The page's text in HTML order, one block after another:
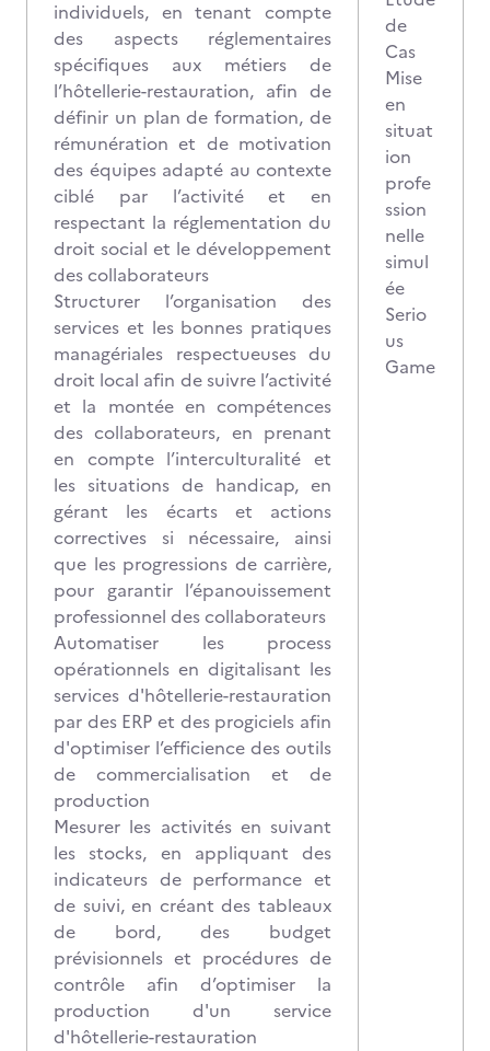
individuels, en tenant compte
des aspects réglementaires
spécifiques aux métiers de
l’hôtellerie-restauration, afin de
définir un plan de formation, de
rémunération et de motivation
des équipes adapté au contexte
ciblé par l’activité et en
respectant la réglementation du
droit social et le développement
des collaborateurs
Structurer l’organisation des
services et les bonnes pratiques
managériales respectueuses du
droit local afin de suivre l’activité
et la montée en compétences
des collaborateurs, en prenant
en compte l’interculturalité et
les situations de handicap, en
gérant les écarts et actions
correctives si nécessaire, ainsi
que les progressions de carrière,
pour garantir l’épanouissement
professionnel des collaborateurs
Automatiser les process
opérationnels en digitalisant les
services d'hôtellerie-restauration
par des ERP et des progiciels afin
d'optimiser l’efficience des outils
de commercialisation et de
production
Mesurer les activités en suivant
les stocks, en appliquant des
indicateurs de performance et
de suivi, en créant des tableaux
de bord, des budget
prévisionnels et procédures de
contrôle afin d’optimiser la
production d'un service
d'hôtellerie-restauration
de
Cas
Mise
en
situat
ion
profe
ssion
nelle
simul
ée
Serio
us
Game